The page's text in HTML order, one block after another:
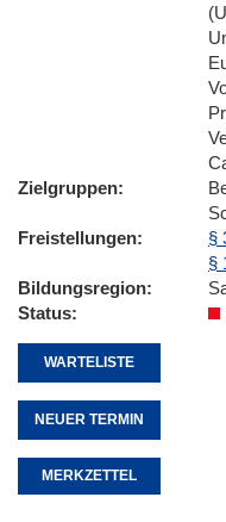
Zielgruppen
Freistellungen
§
§
Bildungsregion
Status
WARTELISTE
NEUER TERMIN
MERKZETTEL